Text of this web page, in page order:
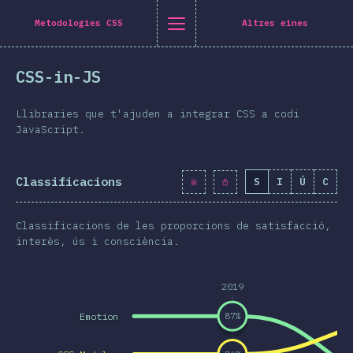
ES] general.title
[ca-ES] general.back_to_intro
[ca-ES] general.close_nav
i gràfics
transformacions
Queries
ho a Twitter
ho a Facebook
Comparteix-ho a LinkedIn
Comparteix-ho per correu electrònic
Metodologies CSS Altres eines
CSS-in-JS
Llibraries que t'ajuden a integrar CSS a codi
JavaScript.
Classificacions S I Ú C
Classificacions de les proporcions de satisfacció,
interès, ús i consciència.
2019
Emotion 87%
Navigated to [ca-ES] general.title